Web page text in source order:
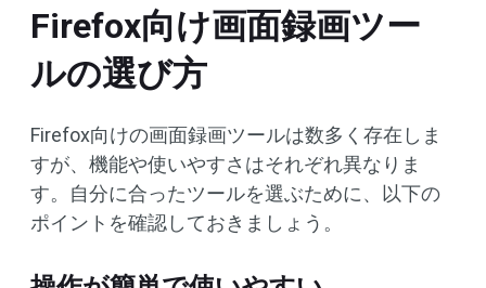
Firefox向け画面録画ツー
ルの選び方
Firefox向けの画面録画ツールは数多く存在しま
すが、機能や使いやすさはそれぞれ異なりま
す。自分に合ったツールを選ぶために、以下の
ポイントを確認しておきましょう。